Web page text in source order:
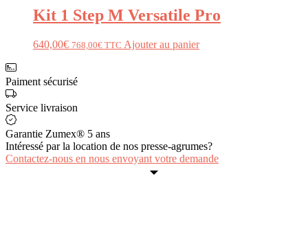
Kit 1 Step M Versatile Pro
640,00€ 768,00€ TTC Ajouter au panier
Paiment sécurisé
Service livraison
Garantie Zumex® 5 ans
Intéressé par la location de nos presse-agrumes?
Contactez-nous en nous envoyant votre demande